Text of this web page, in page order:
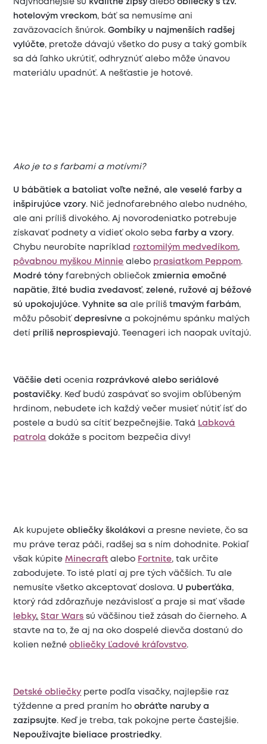
Najvhodnejšie sú kvalitné zipsy aleboobliečky s tzv.
hotelovým vreckom, báť sa nemusíme ani
zaväzovacích šnúrok.Gombíky u najmenších radšej
vylúčte, pretože dávajú všetko do pusy a taký gombík
sa dá ľahko ukrútiť, odhryznúť alebo môže únavou
materiálu upadnúť. A nešťastie je hotové.
Ako je to s farbami a motívmi?
U bábätiek a batoliat voľte nežné, ale veselé farby a
inšpirujúce vzory. Nič jednofarebného alebo nudného, ​​
ale ani príliš divokého. Aj novorodeniatko potrebuje
získavať podnety a vidieť okolo sebafarby a vzory.
Chybu neurobíte napríklad
roztomilým medvedíkom,
pôvabnou myškou Minnie alebo prasiatkom Peppom.
Modré tóny farebných obliečokzmiernia emočné
napätie,žlté budia zvedavosť,zelené, ružové aj béžové
sú upokojujúce. Vyhnite sa ale prílištmavým farbám,
môžu pôsobiťdepresívne a pokojnému spánku malých
detí
príliš neprospievajú. Teenageri ich naopak uvítajú.
Väčšie deti ocenia rozprávkové alebo seriálové
postavičky. Keď budú zaspávať so svojim obľúbeným
hrdinom, nebudete ich každý večer musieť nútiť ísť do
postele a budú sa cítiť bezpečnejšie. Taká
Labková
patrola dokáže s pocitom bezpečia divy!
Ak kupujeteobliečky školákovi
a presne neviete, čo sa
mu práve teraz páči, radšej sa s ním dohodnite. Pokiaľ
však kúpiteMinecraft alebo Fortnite, tak určite
zabodujete. To isté platí aj pre tých väčších. Tu ale
nemusíte všetko akceptovať doslova. U puberťáka ,
ktorý rád zdôrazňuje nezávislosť a praje si mať všade
lebky. Star Wars sú väčšinou tiež zásah do čierneho. A
stavte na to, že aj na oko dospelé dievča dostanú do
kolien nežnéobliečky Ľadové kráľovstvo.
Detské obliečky perte podľa visačky, najlepšie raz
týždenne a pred praním hoobráťte naruby a
zazipsujte. Keď je treba, tak pokojne perte častejšie.
Nepoužívajte bieliace prostriedky.